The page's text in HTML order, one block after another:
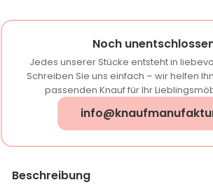
Noch
Jedes unserer Stücke entsteht in
Schreiben Sie uns einfach – wir helfen
passenden Knauf für Ihr
Beschreibung